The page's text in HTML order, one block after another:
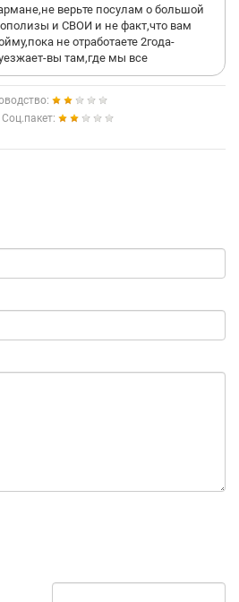
верьте посулам о большой
и СВОИ и не факт,что вам
не отработаете 2года-
вы там,где мы все
Соц.пакет: